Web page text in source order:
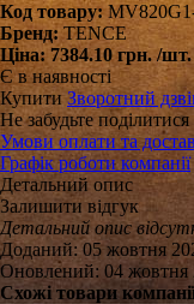
Код товару:
Бренд:TENCE
Ціна: 7384.10 грн./шт.
Є в наявності
Купити Зворотний
Не забудьте поділитися
Умови оплати та
Графік роботи компанії
Детальний опис
Залишити відгук
Детальний опис
Доданий: 05 жовтня
Оновлений: 04 жовтня
Схожі товари